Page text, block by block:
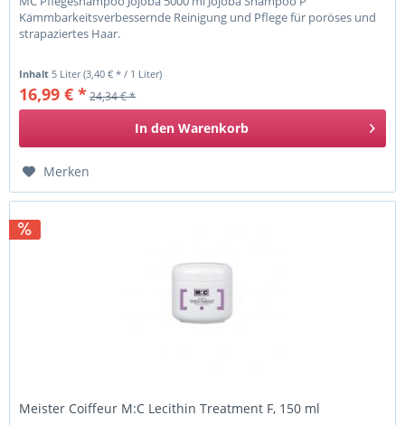
Kämmbarkeitsverbessernde Reinigung und Pflege für poröses und
strapaziertes Haar.
Inhalt5 Liter(3,40 € * / 1 Liter)
16,99 € *24,34 € *
In den Warenkorb
Merken
Meister Coiffeur M:C Lecithin Treatment F, 150 ml